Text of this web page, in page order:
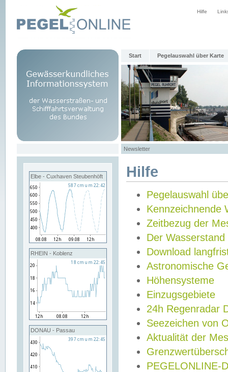
Hilfe
Start Pegelauswahl über Karte
Newsletter
Elbe - Cuxhaven Steubenhöft
RHEIN - Koblenz
DONAU - Passau
Hilfe
Pegelauswahl
Kennzeichnende
Zeitbezug der
Der Wasserstand
Download
Astronomische
Höhensysteme
Einzugsgebiete
24h Regenradar
Seezeichen von
Aktualität der
PEGELONLINE-